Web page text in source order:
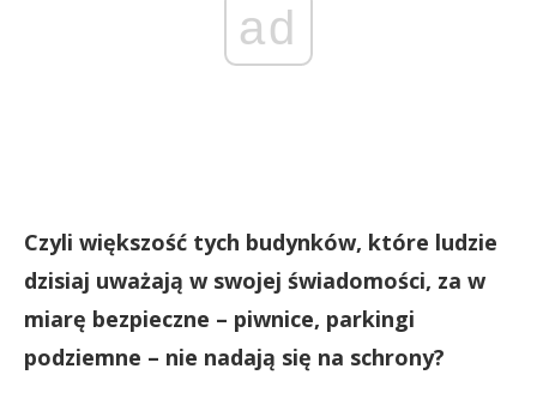
ad
Czyli większość tych budynków, które ludzie
dzisiaj uważają w swojej świadomości, za w
miarę bezpieczne – piwnice, parkingi
podziemne – nie nadają się na schrony?